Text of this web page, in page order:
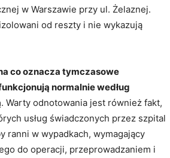
w Warszawie przy ul. Żelaznej.
od reszty i nie wykazują
co oznacza tymczasowe
normalnie według
. Warty odnotowania jest również fakt,
usług świadczonych przez szpital
ranni w wypadkach, wymagający
do operacji, przeprowadzaniem i